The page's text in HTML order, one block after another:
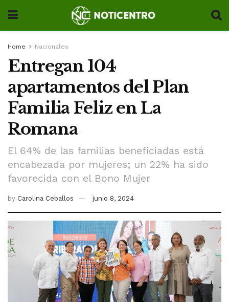
Home Nacionales
Entregan 104
apartamentos del Plan
Familia Feliz en La
Romana
El 64% de las familias beneficiadas está
encabezada por mujeres; un 22% ha sido
favorecida con el Bono Mujer
by Carolina Ceballos junio 8, 2024